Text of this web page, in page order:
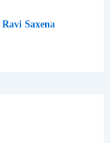
Ravi Saxena